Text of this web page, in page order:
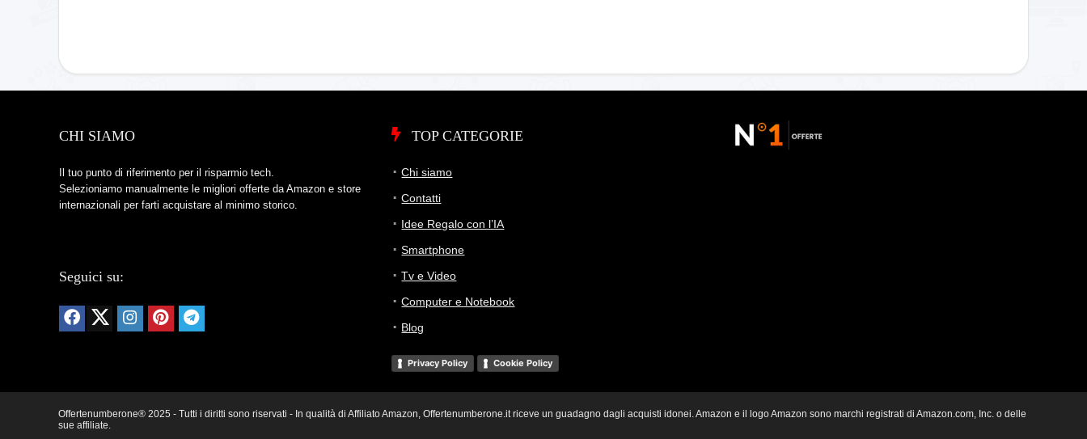
CHI SIAMO
Il tuo punto di riferimento per il risparmio tech.
Selezioniamo manualmente le migliori offerte da Amazon e store
internazionali per farti acquistare al minimo storico.
Seguici su:
TOP CATEGORIE
Chi siamo
Contatti
Idee Regalo con l’IA
Smartphone
Tv e Video
Computer e Notebook
Blog
Privacy Policy Cookie Policy
Offertenumberone® 2025 - Tutti i diritti sono riservati - In qualità di Affiliato Amazon, Offertenumberone.it riceve un guadagno dagli acquisti idonei. Amazon e il logo Amazon sono marchi registrati di Amazon.com, Inc. o delle
sue affiliate.